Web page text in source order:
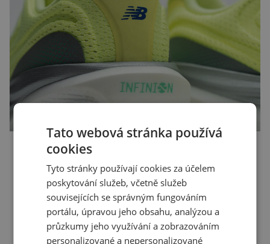
Infinion – dlouhodobá podpora
Proč Infinion? Infinion jako infinity – nekonečno,
to je náš způsob, jak vytvořit novou dimenzi
pohodlí, na kterou se můžete spolehnout
pokaždé, když běháte. Životnost často
používaných věcí, jako jsou boty a jejich
Tato webová stránka používá
cookies
Tyto stránky používají cookies za účelem
poskytování služeb, včetně služeb
souvisejících se správným fungováním
portálu, úpravou jeho obsahu, analýzou a
průzkumy jeho využívání a zobrazováním
personalizované a nepersonalizované